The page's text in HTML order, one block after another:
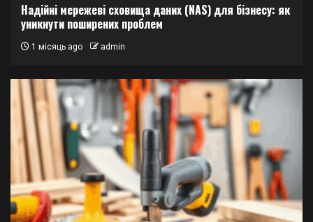
Надійні мережеві сховища даних (NAS) для бізнесу: як
уникнути поширених проблем
1 місяць ago admin